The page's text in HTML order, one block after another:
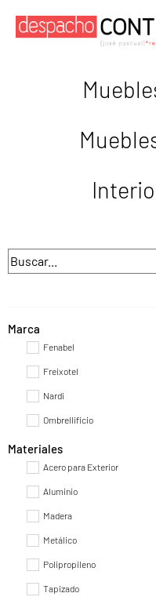
Marca
Fenabel
Freixotel
Nardi
Ombrellificio
Materiales
Acero para Exterior
Aluminio
Madera
Metálico
Polipropileno
Tapizado